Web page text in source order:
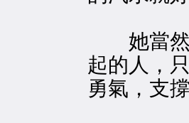
她當然
起的人，
勇氣，支